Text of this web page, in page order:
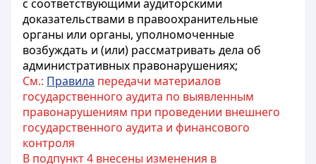
с соответствующими аудиторскими
доказательствами в правоохранительные
органы или органы, уполномоченные
возбуждать и (или) рассматривать дела об
административных правонарушениях;
См.: Правила передачи материалов
государственного аудита по выявленным
правонарушениям при проведении внешнего
государственного аудита и финансового
контроля
В подпункт 4 внесены изменения в